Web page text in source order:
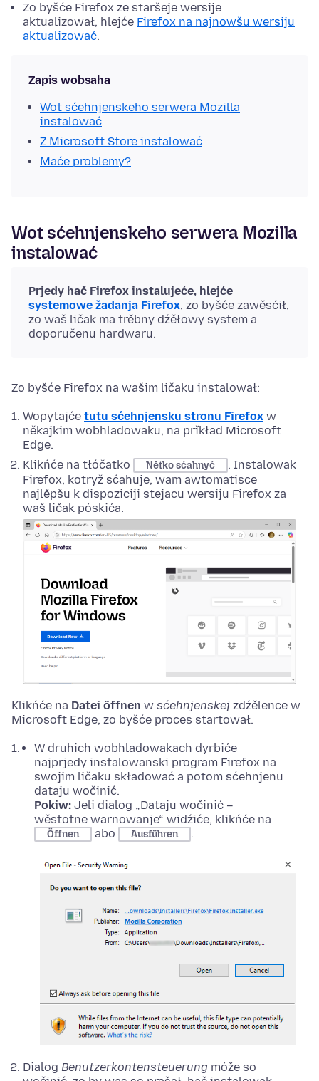
Zo byšće Firefox ze staršeje wersije
aktualizował, hlejće Firefox na najnowšu wersiju
aktualizować.
Zapis wobsaha
Wot sćehnjenskeho serwera Mozilla
instalować
Z Microsoft Store instalować
Maće problemy?
Wot sćehnjenskeho serwera Mozilla
instalować
Prjedy hač Firefox instalujeće, hlejće
systemowe žadanja Firefox, zo byšće zawěsćił,
zo waš ličak ma trěbny dźěłowy system a
doporučenu hardwaru.
Zo byšće Firefox na wašim ličaku instalował:
Wopytajće tutu sćehnjensku stronu Firefox w
někajkim wobhladowaku, na přikład Microsoft
Edge.
Klikńće na tłóčatko
Nětko sćahnyć
. Instalowak
Firefox, kotryž sćahuje, wam awtomatisce
najlěpšu k dispoziciji stejacu wersiju Firefox za
waš ličak póskića.
Klikńće na Datei öffnen w sćehnjenskej zdźělence w
Microsoft Edge, zo byšće proces startował.
W druhich wobhladowakach dyrbiće
najprjedy instalowanski program Firefox na
swojim ličaku składować a potom sćehnjenu
dataju wočinić.
Pokiw: Jeli dialog „Dataju wočinić –
wěstotne warnowanje“ widźiće, klikńće na
Öffnen abo Ausführen .
Dialog Benutzerkontensteuerung móže so